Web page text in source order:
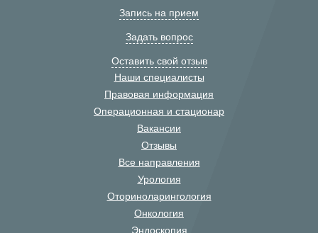
Запись на прием
Задать вопрос
Оставить свой отзыв
Наши специалисты
Правовая информация
Операционная и стационар
Вакансии
Отзывы
Все направления
Урология
Оториноларингология
Онкология
Эндоскопия